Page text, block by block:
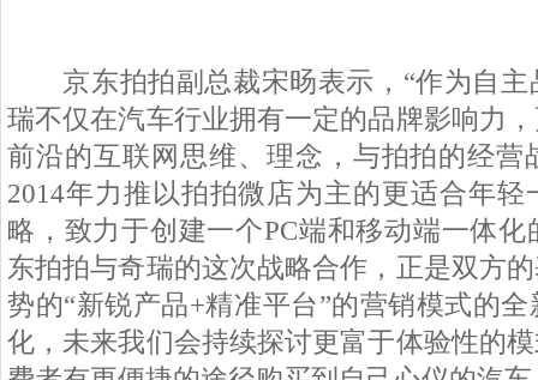
京东拍拍副总裁宋旸表示，“作为自主
瑞不仅在汽车行业拥有一定的品牌影响力
前沿的互联网思维、理念，与拍拍的经营
2014年力推以拍拍微店为主的更适合年轻
略，致力于创建一个PC端和移动端一体化
东拍拍与奇瑞的这次战略合作，正是双方
势的“新锐产品+精准平台”的营销模式的
化，未来我们会持续探讨更富于体验性的